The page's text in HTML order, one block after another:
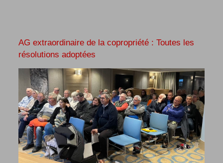
AG extraordinaire de la copropriété : Toutes les
résolutions adoptées